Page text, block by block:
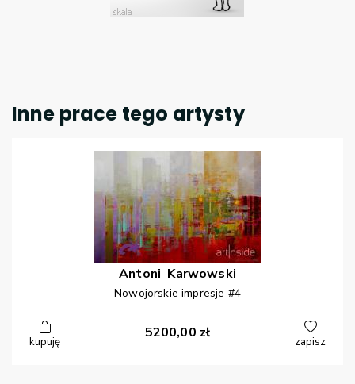
Inne prace tego artysty
Antoni Karwowski
Nowojorskie impresje #4
kupuję
5200,00 zł
zapisz